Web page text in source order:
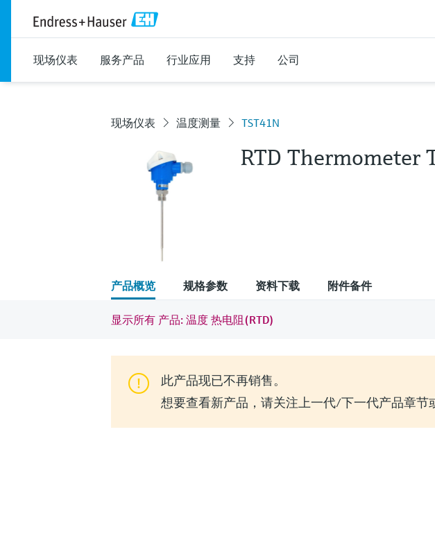
现场仪表 服务产品 行业应用 支持 公司
现场仪表 温度测量 TST41N
RTD Thermometer
产品概览 规格参数 资料下载 附件备件
显示所有 产品: 温度 热电阻(RTD)
此产品现已不再销售。
想要查看新产品，请关注上一代/下一代产品章节